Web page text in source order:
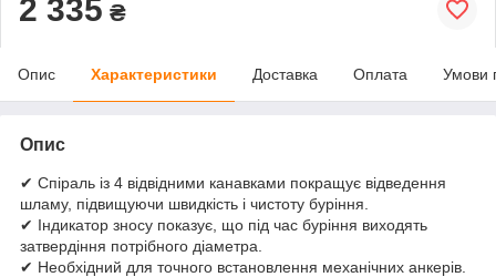
2 335 ₴
Опис Характеристики Доставка Оплата Умови
Опис
✔ Спіраль із 4 відвідними канавками покращує відведення
шламу, підвищуючи швидкість і чистоту буріння.
✔ Індикатор зносу показує, що під час буріння виходять
затвердіння потрібного діаметра.
✔ Необхідний для точного встановлення механічних анкерів.